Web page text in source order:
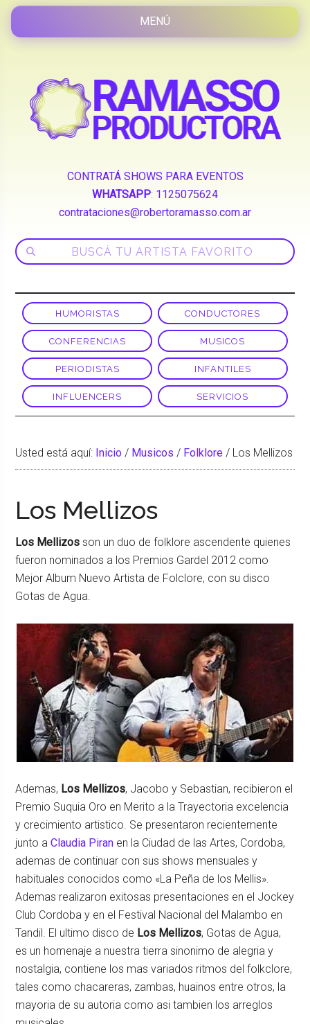
CONTRATÁ SHOWS PARA EVENTOS
WHATSAPP: 1125075624
contrataciones@robertoramasso.com.ar
HUMORISTAS CONDUCTORES
CONFERENCIAS MUSICOS
PERIODISTAS INFANTILES
INFLUENCERS SERVICIOS
Usted está aquí: Inicio / Musicos / Folklore / Los Mellizos
Los Mellizos
Los Mellizos son un duo de folklore ascendente quienes
fueron nominados a los Premios Gardel 2012 como
Mejor Album Nuevo Artista de Folclore, con su disco
Gotas de Agua.
Ademas, Los Mellizos, Jacobo y Sebastian, recibieron el
Premio Suquia Oro en Merito a la Trayectoria excelencia
y crecimiento artistico. Se presentaron recientemente
junto aClaudia Piran en la Ciudad de las Artes, Cordoba,
ademas de continuar con sus shows mensuales y
habituales conocidos como «La Peña de los Mellis».
Ademas realizaron exitosas presentaciones en el Jockey
Club Cordoba y en el Festival Nacional del Malambo en
Tandil. El ultimo disco de Los Mellizos, Gotas de Agua,
es un homenaje a nuestra tierra sinonimo de alegria y
nostalgia, contiene los mas variados ritmos del folkclore,
tales como chacareras, zambas, huainos entre otros, la
mayoria de su autoria como asi tambien los arreglos